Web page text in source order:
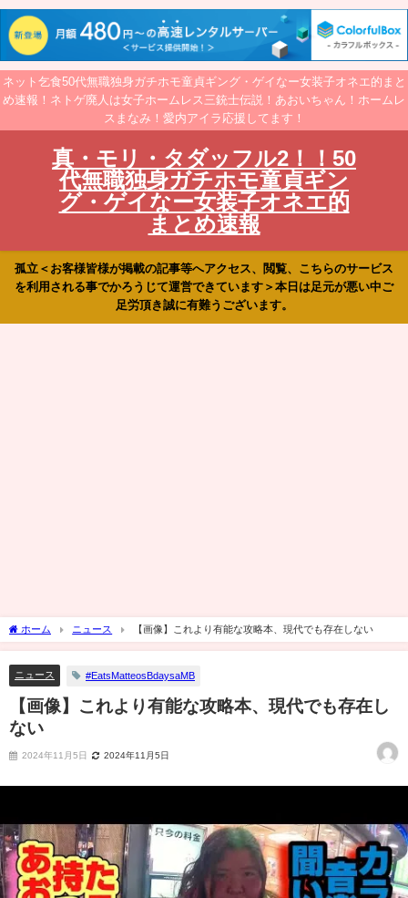
ネット乞食50代無職独身ガチホモ童貞ギング・ゲイなー女装子オネエ的まと
め速報！ネトゲ廃人は女子ホームレス三銃士伝説！あおいちゃん！ホームレ
スまなみ！愛内アイラ応援してます！
真・モリ・タダッフル2！！50
代無職独身ガチホモ童貞ギン
グ・ゲイなー女装子オネエ的
まとめ速報
孤立＜お客様皆様が掲載の記事等へアクセス、閲覧、こちらのサービス
を利用される事でかろうじて運営できています＞本日は足元が悪い中ご
足労頂き誠に有難うございます。
ホーム ニュース 【画像】これより有能な攻略本、現代でも存在しない
ニュース #EatsMatteosBdaysaMB
【画像】これより有能な攻略本、現代でも存在し
ない
2024年11月5日 2024年11月5日